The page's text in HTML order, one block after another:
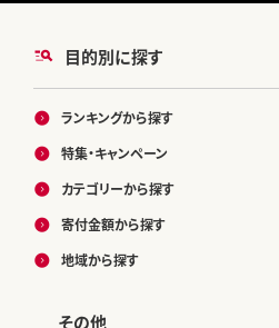
目的別に探す
ランキングから探す
特集・キャンペーン
カテゴリーから探す
寄付金額から探す
地域から探す
その他